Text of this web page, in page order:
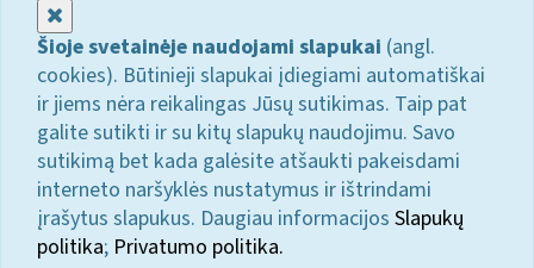
Šioje svetainėje naudojami slapukai (angl.
cookies). Būtinieji slapukai įdiegiami automatiškai
ir jiems nėra reikalingas Jūsų sutikimas. Taip pat
galite sutikti ir su kitų slapukų naudojimu. Savo
sutikimą bet kada galėsite atšaukti pakeisdami
interneto naršyklės nustatymus ir ištrindami
įrašytus slapukus. Daugiau informacijos Slapukų
politika; Privatumo politika.